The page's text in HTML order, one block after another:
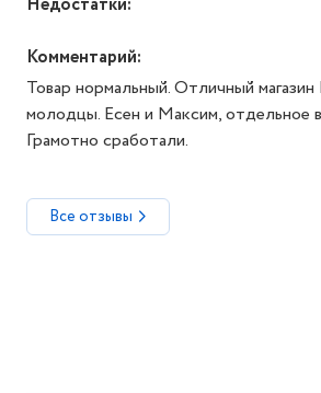
Комментарий:
Товар нормальный. Отличный магазин
молодцы. Есен и Максим, отдельное
Грамотно сработали.
Все отзывы